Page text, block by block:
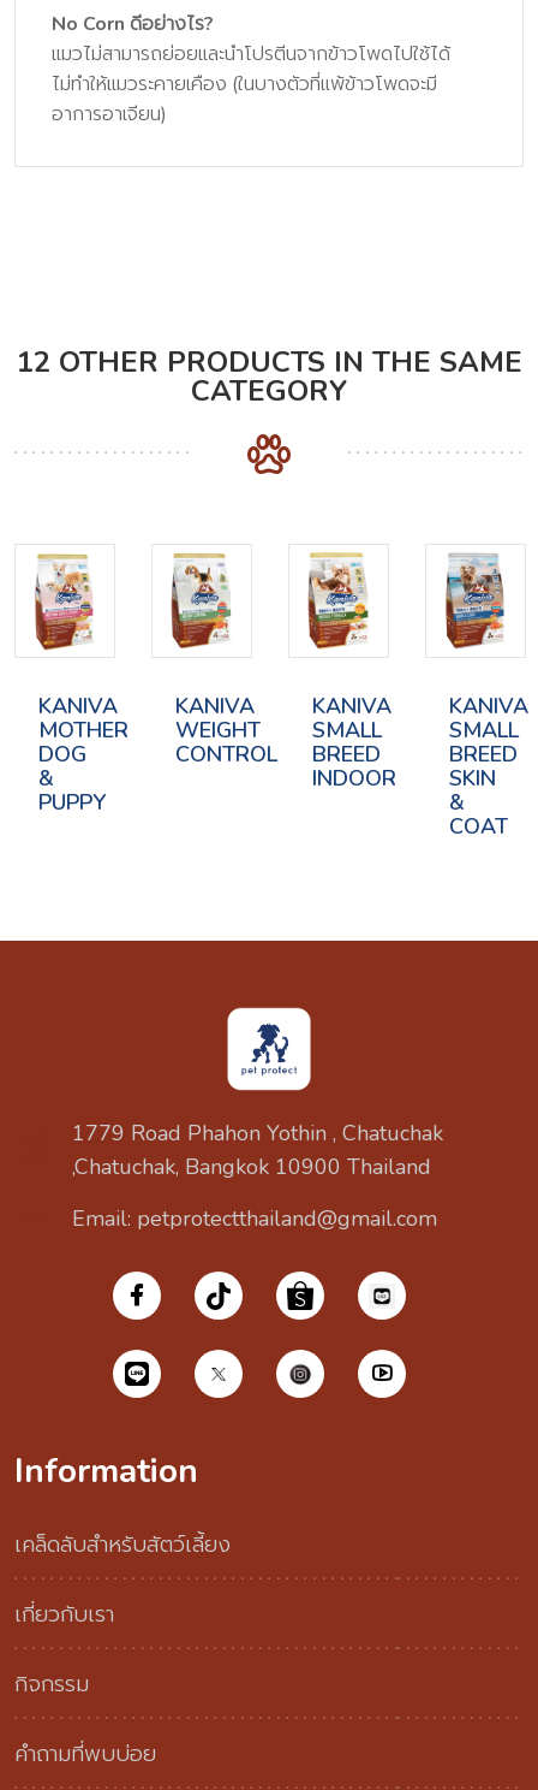
No Corn ดีอย่างไร?
แมวไม่สามารถย่อยและนำโปรตีนจากข้าวโพดไปใช้ได้
ไม่ทำให้แมวระคายเคือง (ในบางตัวที่แพ้ข้าวโพดจะมี
อาการอาเจียน)
12 OTHER PRODUCTS IN THE SAME
CATEGORY
KANIVA
MOTHER
DOG
&
PUPPY
KANIVA
WEIGHT
CONTROL
KANIVA
SMALL
BREED
INDOOR
KANIVA
SMALL
BREED
SKIN
&
COAT
1779 Road Phahon Yothin , Chatuchak
,Chatuchak, Bangkok 10900 Thailand
Email: petprotectthailand@gmail.com
Information
เคล็ดลับสำหรับสัตว์เลี้ยง
เกี่ยวกับเรา
กิจกรรม
คำถามที่พบบ่อย